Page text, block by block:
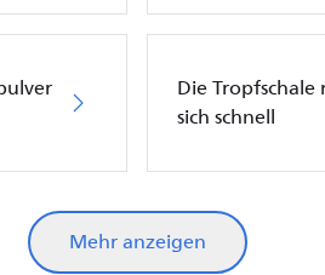
Die Tropfschale
sich schnell
Mehr anzeigen